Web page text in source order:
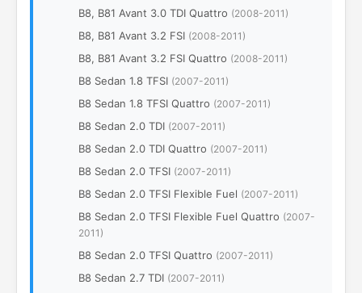
B8, B81 Avant 3.0 TDI Quattro (2008-2011)
B8, B81 Avant 3.2 FSI (2008-2011)
B8, B81 Avant 3.2 FSI Quattro (2008-2011)
B8 Sedan 1.8 TFSI (2007-2011)
B8 Sedan 1.8 TFSI Quattro (2007-2011)
B8 Sedan 2.0 TDI (2007-2011)
B8 Sedan 2.0 TDI Quattro (2007-2011)
B8 Sedan 2.0 TFSI (2007-2011)
B8 Sedan 2.0 TFSI Flexible Fuel (2007-2011)
B8 Sedan 2.0 TFSI Flexible Fuel Quattro (2007-
2011)
B8 Sedan 2.0 TFSI Quattro (2007-2011)
B8 Sedan 2.7 TDI (2007-2011)